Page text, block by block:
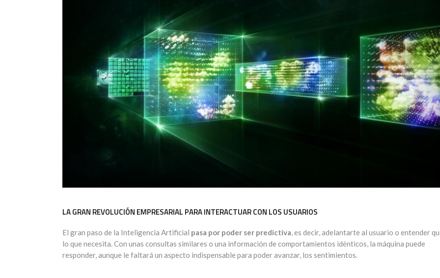
LA GRAN REVOLUCIÓN EMPRESARIAL PARA INTERACTUAR CON LOS USUARIOS
El gran paso de la Inteligencia Artificial pasa por poder ser predictiva, es decir, adelantarte al usuario o entender
lo que necesita. Con unas consultas similares o una información de comportamientos idénticos, la máquina puede
responder, aunque le faltará un aspecto indispensable para poder avanzar, los sentimientos.